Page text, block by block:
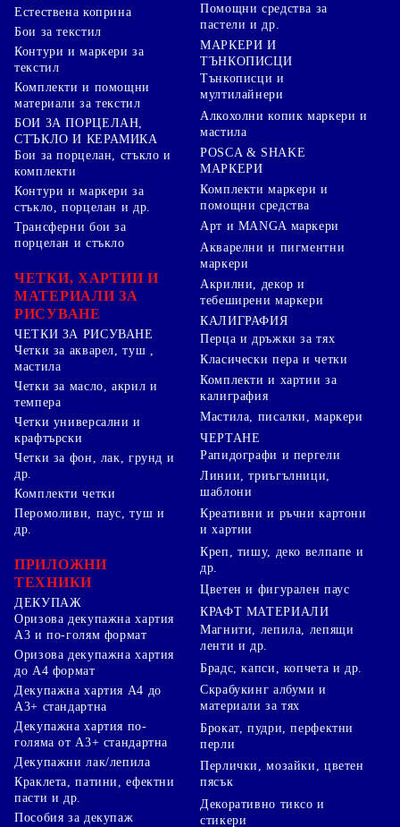
Естествена коприна
Бои за текстил
Контури и маркери за
текстил
Комплекти и помощни
материали за текстил
БОИ ЗА ПОРЦЕЛАН,
СТЪКЛО И КЕРАМИКА
Бои за порцелан, стъкло и
комплекти
Контури и маркери за
стъкло, порцелан и др.
Трансферни бои за
порцелан и стъкло
ЧЕТКИ, ХАРТИИ И
МАТЕРИАЛИ ЗА
РИСУВАНЕ
ЧЕТКИ ЗА РИСУВАНЕ
Четки за акварел, туш ,
мастила
Четки за масло, акрил и
темпера
Четки универсални и
крафтърски
Четки за фон, лак, грунд и
др.
Комплекти четки
Помощни средства за
пастели и др.
МАРКЕРИ И
ТЪНКОПИСЦИ
Тънкописци и
мултилайнери
Алкохолни копик маркери и
мастила
POSCA & SHAKE
МАРКЕРИ
Комплекти маркери и
помощни средства
Арт и MANGA маркери
Акварелни и пигментни
маркери
Акрилни, декор и
тебеширени маркери
КАЛИГРАФИЯ
Перца и дръжки за тях
Класически пера и четки
Комплекти и хартии за
калиграфия
Мастила, писалки, маркери
ЧЕРТАНЕ
Рапидографи и пергели
Линии, триъгълници,
шаблони
Перомоливи, паус, туш и
др.
ПРИЛОЖНИ
ТЕХНИКИ
ДЕКУПАЖ
Оризова декупажна хартия
А3 и по-голям формат
Оризова декупажна хартия
до А4 формат
Декупажна хартия А4 до
А3+ стандартна
Декупажна хартия по-
голяма от А3+ стандартна
Декупажни лак/лепила
Краклета, патини, ефектни
пасти и др.
Пособия за декупаж
Креативни и ръчни картони
и хартии
Креп, тишу, деко велпапе и
др.
Цветен и фигурален паус
КРАФТ МАТЕРИАЛИ
Магнити, лепила, лепящи
ленти и др.
Брадс, капси, копчета и др.
Скрабукинг албуми и
материали за тях
Брокат, пудри, перфектни
перли
Перлички, мозайки, цветен
пясък
Декоративно тиксо и
стикери